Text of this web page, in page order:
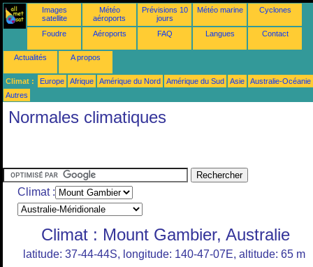
Images
satellite
Météo
aéroports
Prévisions 10
jours
Météo marine Cyclones
Foudre Aéroports FAQ Langues Contact
Actualités A propos
Climat : Europe Afrique Amérique du Nord Amérique du Sud Asie
Australie-Océanie
Autres
Normales climatiques
Climat :
Climat : Mount Gambier, Australie
latitude: 37-44-44S, longitude: 140-47-07E, altitude: 65 m